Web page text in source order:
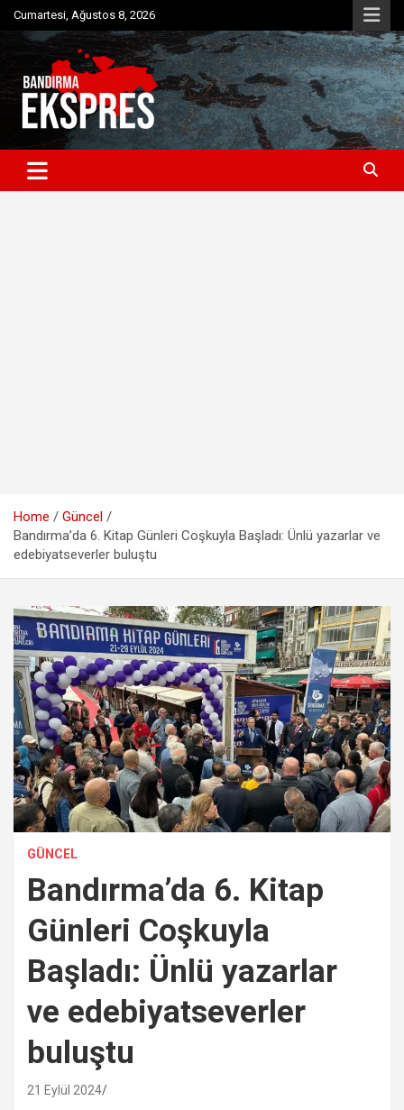
Skip
to
content
Cumartesi, Ağustos 8, 2026
Bandırma Ekspres
Bandırma'dan güncel haberler
Home
Güncel
Bandırma’da 6. Kitap Günleri Coşkuyla Başladı: Ünlü yazarlar ve
edebiyatseverler buluştu
GÜNCEL
Bandırma’da 6. Kitap
Günleri Coşkuyla
Başladı: Ünlü yazarlar
ve edebiyatseverler
buluştu
21 Eylül 2024